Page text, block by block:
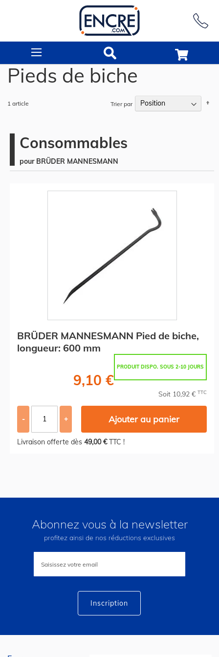
Pieds de biche
1 article Trier par
Consommables
pour BRÜDER MANNESMANN
BRÜDER MANNESMANN Pied de biche,
longueur: 600 mm
PRODUIT DISPO. SOUS 2-10 JOURS
9,10 €
Soit 10,92 € TTC
- + Ajouter au panier
Livraison offerte dès 49,00 €TTC !
Abonnez vous à la newsletter
profitez ainsi de nos réductions exclusives
lettre
Inscription